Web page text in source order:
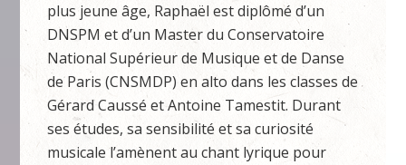
plus jeune âge, Raphaël est diplômé d’un
DNSPM et d’un Master du Conservatoire
National Supérieur de Musique et de Danse
de Paris (CNSMDP) en alto dans les classes de
Gérard Caussé et Antoine Tamestit. Durant
ses études, sa sensibilité et sa curiosité
musicale l’amènent au chant lyrique pour